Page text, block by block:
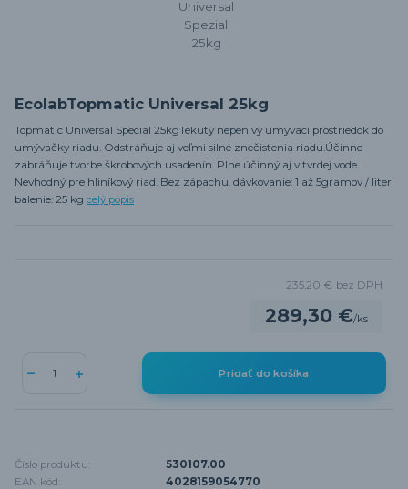
EcolabTopmatic Universal 25kg
Topmatic Universal Special 25kgTekutý nepenivý umývací prostriedok do
umývačky riadu. Odstráňuje aj veľmi silné znečistenia riadu.Účinne
zabráňuje tvorbe škrobových usadenín. Plne účinný aj v tvrdej vode.
Nevhodný pre hliníkový riad. Bez zápachu. dávkovanie: 1 až 5gramov / liter
balenie: 25 kg celý popis
289,30 €/ks
235,20 € bez DPH
Pridať do košíka
Číslo produktu:
530107.00
EAN kód:
4028159054770